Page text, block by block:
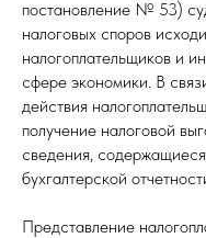
постановление № 53)
налоговых споров
налогоплательщиков и
сфере экономики. В
действия
получение налоговой
сведения,
бухгалтерской
Представление